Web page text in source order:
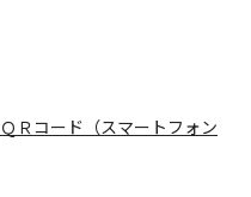
Ｒコード（スマートフォン